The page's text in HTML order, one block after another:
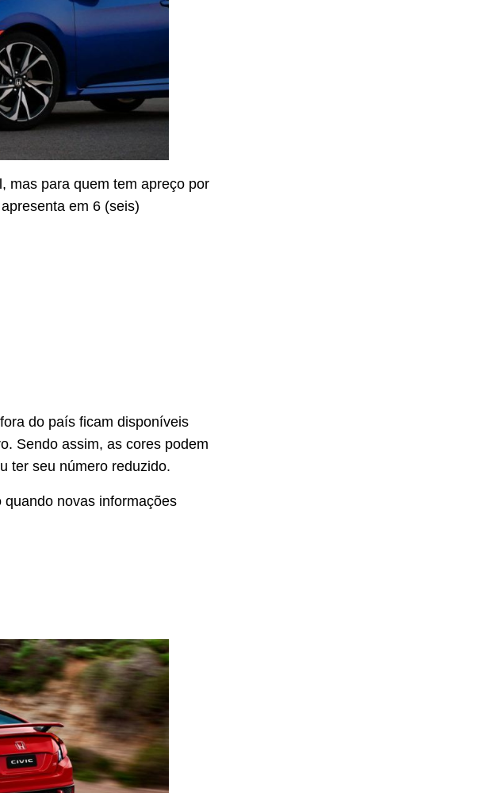
mas para quem tem apreço por
em 6 (seis)
do país ficam disponíveis
Sendo assim, as cores podem
ter seu número reduzido.
novas informações